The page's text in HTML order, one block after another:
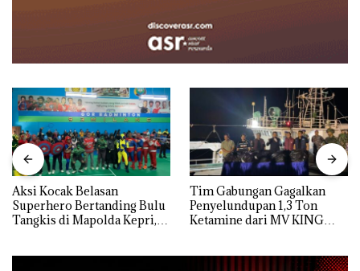
Aksi Kocak Belasan
Superhero Bertanding Bulu
Tangkis di Mapolda Kepri,
Tim Gabungan Gagalkan
Penyelundupan 1,3 Ton
Ketamine dari MV KING